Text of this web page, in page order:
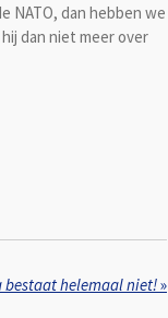
NATO, dan hebben we
dan niet meer over
bestaat helemaal niet!»